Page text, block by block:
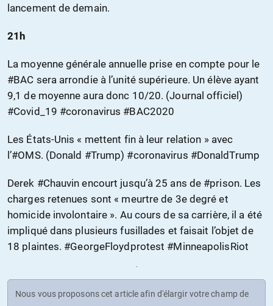
lancement de demain.
21h
La moyenne générale annuelle prise en compte pour le
#BAC sera arrondie à l’unité supérieure. Un élève ayant
9,1 de moyenne aura donc 10/20. (Journal officiel)
#Covid_19 #coronavirus #BAC2020
Les États-Unis « mettent fin à leur relation » avec
l’#OMS. (Donald #Trump) #coronavirus #DonaldTrump
Derek #Chauvin encourt jusqu’à 25 ans de #prison. Les
charges retenues sont « meurtre de 3e degré et
homicide involontaire ». Au cours de sa carrière, il a été
impliqué dans plusieurs fusillades et faisait l’objet de
18 plaintes. #GeorgeFloydprotest #MinneapolisRiot
Nous vous proposons cet article afin d'élargir votre champ de